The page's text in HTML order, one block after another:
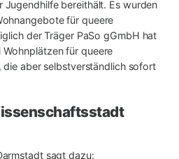
Jugendhilfe bereithält. Es wurden
für queere
der Träger PaSo gGmbH hat
für queere
aber selbstverständlich sofort
sagt dazu: